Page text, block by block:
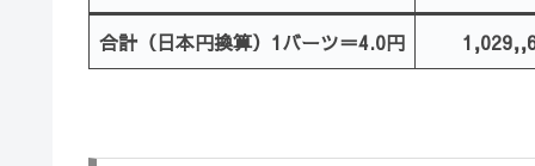
合計（日本円換算）1バーツ＝4.0円